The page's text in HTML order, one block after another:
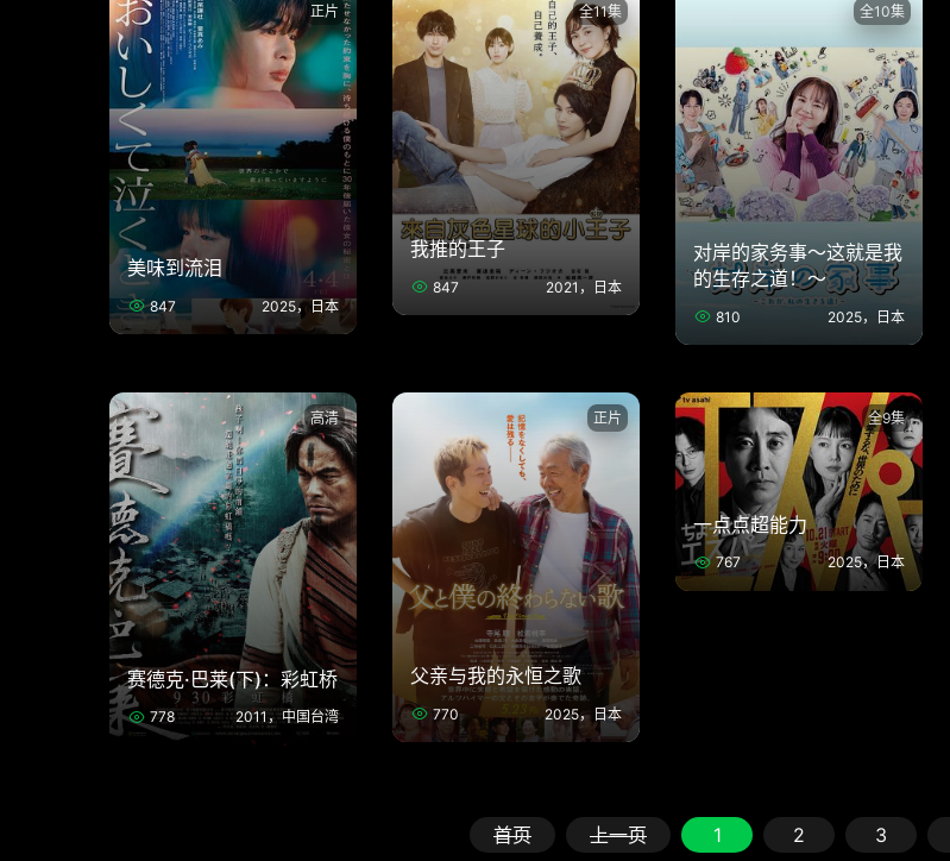
正片
美味到流泪
847 2025，日本
全11集
我推的王子
847 2021，日本
全10集
对岸的家务事～这就是我
的生存之道！～
810 2025，日本
高清
赛德克·巴莱(下)：彩虹桥
778 2011，中国台湾
正片
父亲与我的永恒之歌
770 2025，日本
全9集
一点点超能力
767 2025，日本
首页 上一页 1 2 3